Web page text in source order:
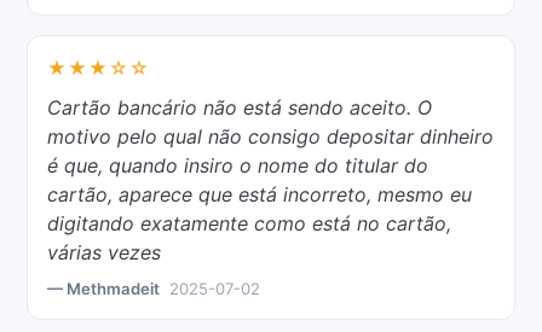
★★★☆☆
Cartão bancário não está sendo aceito. O
motivo pelo qual não consigo depositar dinheiro
é que, quando insiro o nome do titular do
cartão, aparece que está incorreto, mesmo eu
digitando exatamente como está no cartão,
várias vezes
— Methmadeit 2025-07-02